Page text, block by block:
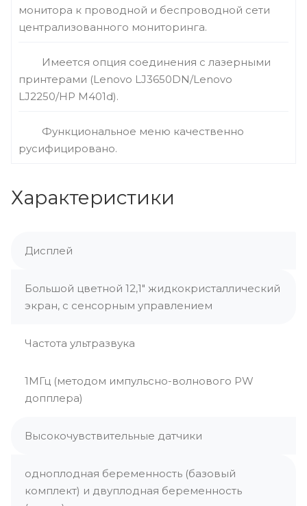
монитора к проводной и беспроводной сети
централизованного мониторинга.
Имеется опция соединения с лазерными
принтерами (Lenovo LJ3650DN/Lenovo
LJ2250/HP M401d).
Функциональное меню качественно
русифицировано.
Характеристики
Дисплей
Большой цветной 12,1″ жидкокристаллический
экран, с сенсорным управлением
Частота ультразвука
1МГц (методом импульсно-волнового PW
допплера)
Высокочувствительные датчики
одноплодная беременность (базовый
комплект) и двуплодная беременность